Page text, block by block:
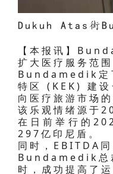
Dukuh Atas街
【本报讯】
扩大医疗服务范围
Bundamedik定
特区 (KEK) 建设
向医疗旅游市场
该乐观情绪源于
在日前举行的
297亿印尼盾。
同时，EBITDA
Bundamedik总
时，成功提高了运